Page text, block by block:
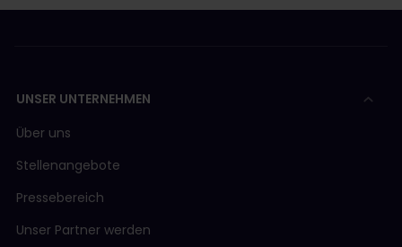
UNSER UNTERNEHMEN
Über uns
Stellenangebote
Pressebereich
Unser Partner werden